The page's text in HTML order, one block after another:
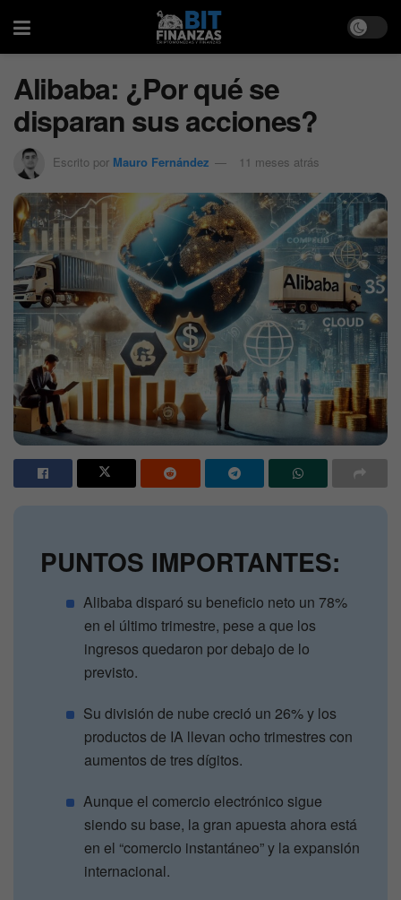
Alibaba: ¿Por qué se
disparan sus acciones?
Escrito por Mauro Fernández 11 meses atrás
PUNTOS IMPORTANTES:
Alibaba disparó su beneficio neto un 78%
en el último trimestre, pese a que los
ingresos quedaron por debajo de lo
previsto.
Su división de nube creció un 26% y los
productos de IA llevan ocho trimestres con
aumentos de tres dígitos.
Aunque el comercio electrónico sigue
siendo su base, la gran apuesta ahora está
en el “comercio instantáneo” y la expansión
internacional.